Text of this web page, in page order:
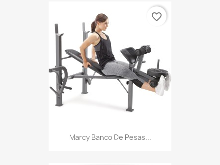
Marcy Banco De Pesas...
favorite_border